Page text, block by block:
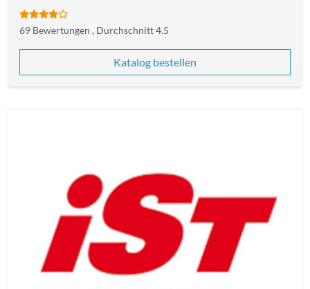
69 Bewertungen , Durchschnitt 4.5
Katalog bestellen